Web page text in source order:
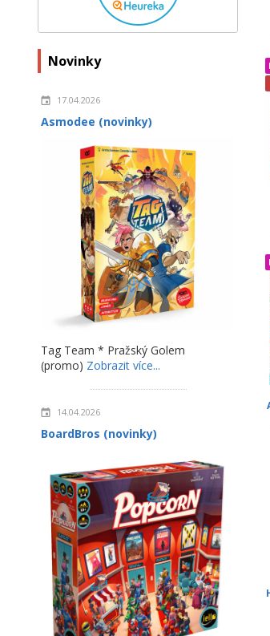
Novinky
17.04.2026
Asmodee (novinky)
Tag Team * Pražský Golem
(promo) Zobrazit více...
14.04.2026
BoardBros (novinky)